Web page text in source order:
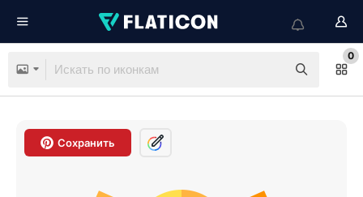
0
Сохранить